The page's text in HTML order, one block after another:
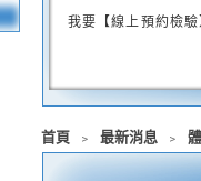
我要【線上預約檢
首頁 ﹥ 最新消息 ﹥